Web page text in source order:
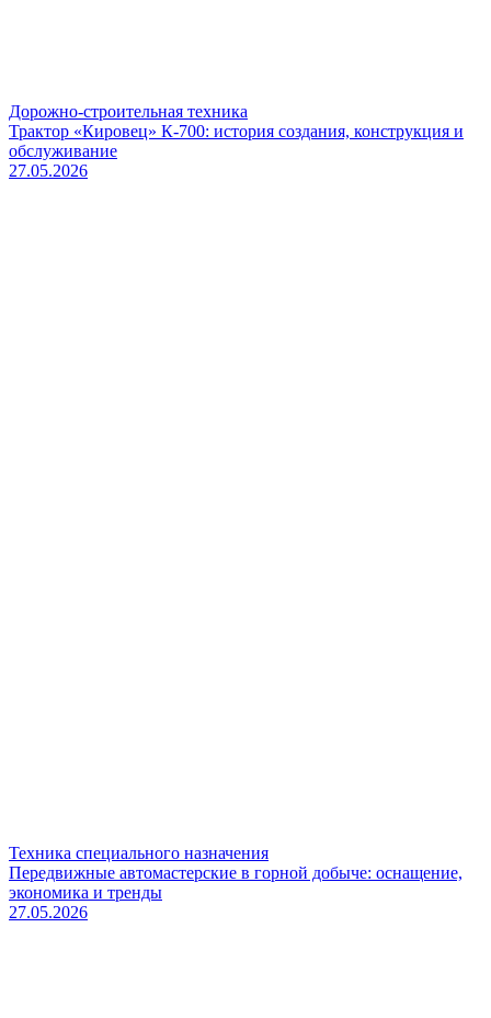
Дорожно-строительная техника
Трактор «Кировец» К-700: история создания, конструкция и
обслуживание
27.05.2026
Техника специального назначения
Передвижные автомастерские в горной добыче: оснащение,
экономика и тренды
27.05.2026